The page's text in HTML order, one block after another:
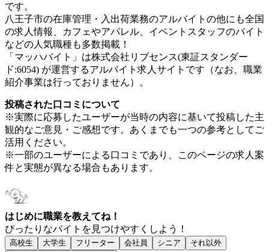
です。
八王子市の在庫管理・入出荷業務のアルバイトの他にも全国
の求人情報、カフェやアパレル、イベントスタッフのバイト
などの人気職種も多数掲載！
「マッハバイト」は株式会社リブセンス(東証スタンダー
ド:6054) が運営するアルバイト求人サイトです（なお、職業
紹介事業は行っておりません）。
投稿された口コミについて
※実際に応募したユーザーが当時の内容に基いて投稿した主
観的なご意見・ご感想です。あくまでも一つの参考としてご
活用ください。
※一部のユーザーによる口コミであり、このページの求人案
件と実態が異なる場合もあります。
はじめに職業を教えてね！
ぴったりなバイトを見つけやすくしよう！
高校生 大学生 フリーター 会社員 シニア
それ以外